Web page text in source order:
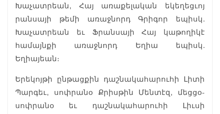
Խաչատրեան, Հայ առաքելական եկեղեցւոյ
րանսայի թեմի առաջնորդ Գրիգոր եպիսկ.
Խաչատրեան եւ Ֆրանսայի Հայ կաթողիկէ
համայնքի առաջնորդ Եղիա եպիսկ.
Եղիայեան։
Երեկոյթի ընթացքին դաշնակահարուհի Լիտի
Պարգեւ, սոփրանօ Քրիսթին Մենտէզ, մեցցօ-
սոփրանօ եւ դաշնակահարուհի Լիւսի